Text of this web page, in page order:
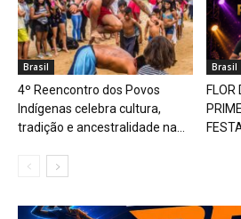
Brasil
4º Reencontro dos Povos
Indígenas celebra cultura,
tradição e ancestralidade na...
Brasil
FLOR